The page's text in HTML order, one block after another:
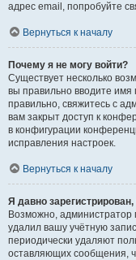
адрес email, попробуйте
Вернуться к началу
Почему я не могу войти?
Существует несколько
вы правильно вводите
правильно, свяжитесь с
вам закрыт доступ к
в конфигурации
исправления настроек.
Вернуться к началу
Я давно
Возможно, администратор
удалил вашу учётную
периодически удаляют
оставляющих сообщения,